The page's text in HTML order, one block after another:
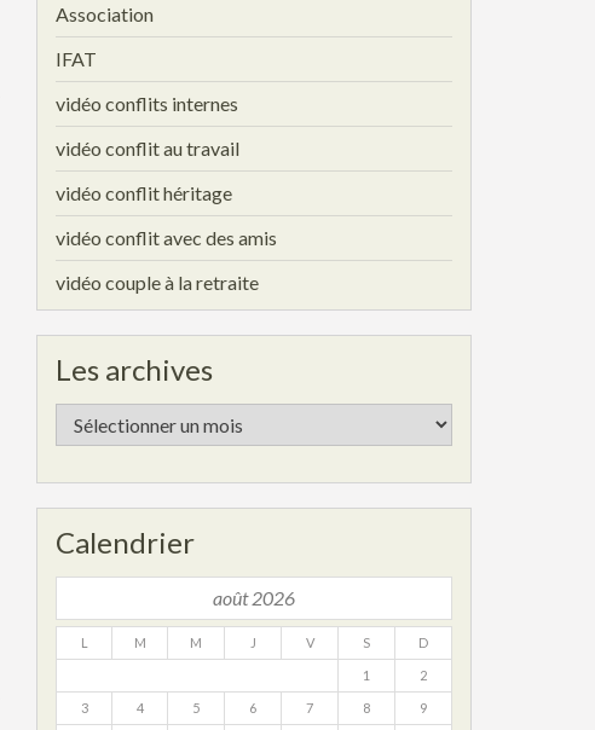
Association
IFAT
vidéo conflits internes
vidéo conflit au travail
vidéo conflit héritage
vidéo conflit avec des amis
vidéo couple à la retraite
Les archives
Les
archives
Calendrier
août 2026
L M M J V S D
1 2
3 4 5 6 7 8 9